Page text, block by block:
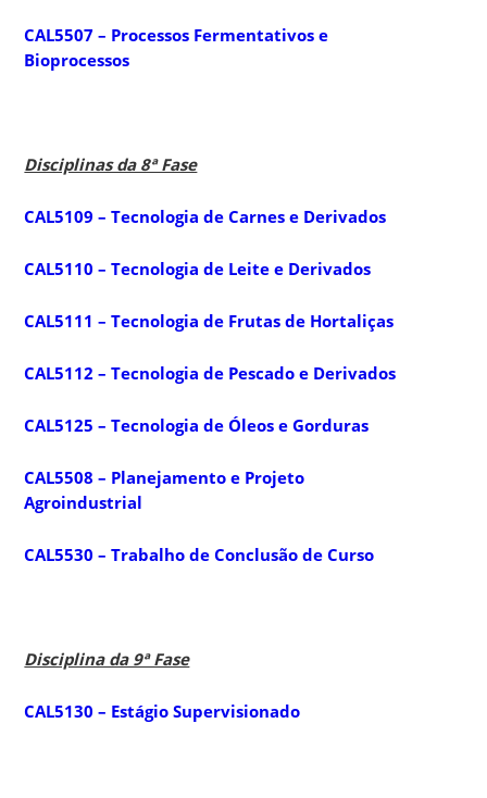
CAL5507 – Processos Fermentativos e
Bioprocessos
Disciplinas da 8ª Fase
CAL5109 – Tecnologia de Carnes e Derivados
CAL5110 – Tecnologia de Leite e Derivados
CAL5111 – Tecnologia de Frutas de Hortaliças
CAL5112 – Tecnologia de Pescado e Derivados
CAL5125 – Tecnologia de Óleos e Gorduras
CAL5508 – Planejamento e Projeto
Agroindustrial
CAL5530 – Trabalho de Conclusão de Curso
Disciplina da 9ª Fase
CAL5130 – Estágio Supervisionado